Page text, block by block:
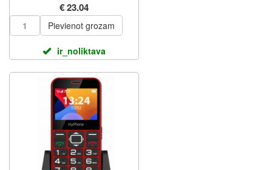
IZŠĶIRTSPĒJA...
€ 23.04
Pievienot grozam
ir_noliktava